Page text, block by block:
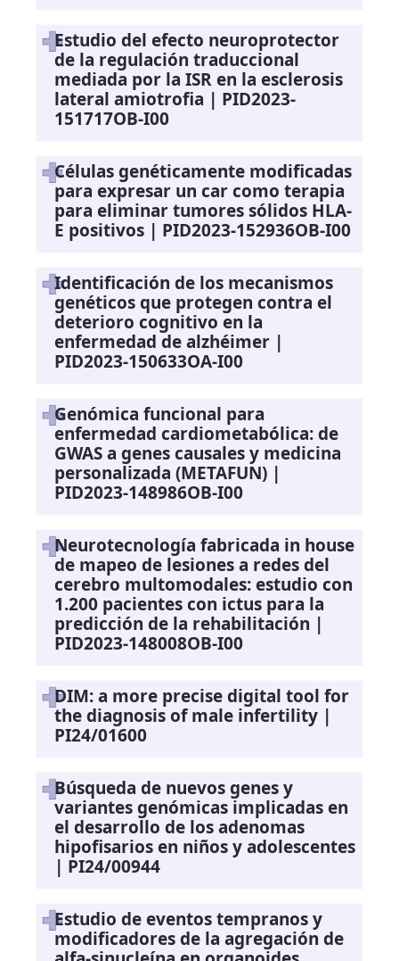
Estudio del efecto neuroprotector
de la regulación traduccional
mediada por la ISR en la esclerosis
lateral amiotrofia | PID2023-
151717OB-I00
Células genéticamente modificadas
para expresar un car como terapia
para eliminar tumores sólidos HLA-
E positivos | PID2023-152936OB-I00
Identificación de los mecanismos
genéticos que protegen contra el
deterioro cognitivo en la
enfermedad de alzhéimer |
PID2023-150633OA-I00
Genómica funcional para
enfermedad cardiometabólica: de
GWAS a genes causales y medicina
personalizada (METAFUN) |
PID2023-148986OB-I00
Neurotecnología fabricada in house
de mapeo de lesiones a redes del
cerebro multomodales: estudio con
1.200 pacientes con ictus para la
predicción de la rehabilitación |
PID2023-148008OB-I00
DIM: a more precise digital tool for
the diagnosis of male infertility |
PI24/01600
Búsqueda de nuevos genes y
variantes genómicas implicadas en
el desarrollo de los adenomas
hipofisarios en niños y adolescentes
| PI24/00944
Estudio de eventos tempranos y
modificadores de la agregación de